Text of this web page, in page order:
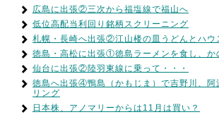
広島に出張②三次から福塩線で福山へ
低位高配当利回り銘柄スクリーニング
札幌・長崎へ出張②江山楼の皿うどんとハウ
徳島・高松に出張①徳島ラーメンを食し、か
仙台に出張②陸羽東線に乗って・・・
徳島へ出張④鴨島（かもじま）で吉野川、阿
リング
日本株、アノマリーからは11月は買い？